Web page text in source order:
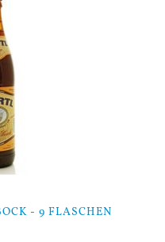
- 9 FLASCHEN